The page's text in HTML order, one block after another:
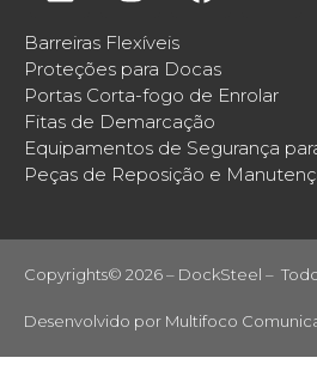
Barreiras Flexíveis
Proteções para Docas
Portas Corta-fogo de Enrolar
Fitas de Demarcação
Equipamentos de Segurança
Peças de Reposição e
Copyrights© 2026 – DockSteel –
Desenvolvido por Multifoco